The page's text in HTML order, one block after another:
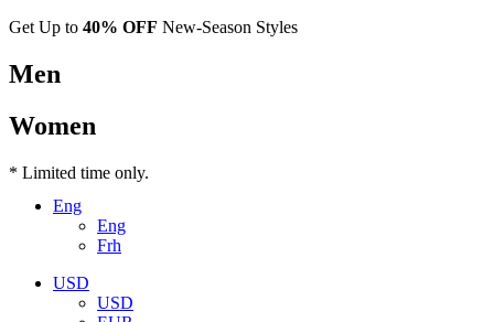
Get Up to 40% OFF New-Season Styles
Men
Women
* Limited time only.
Eng
Eng
Frh
USD
USD